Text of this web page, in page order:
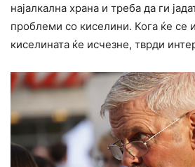
најалкална храна и треба да ги
проблеми со киселини. Кога ќе се
киселината ќе исчезне, тврди